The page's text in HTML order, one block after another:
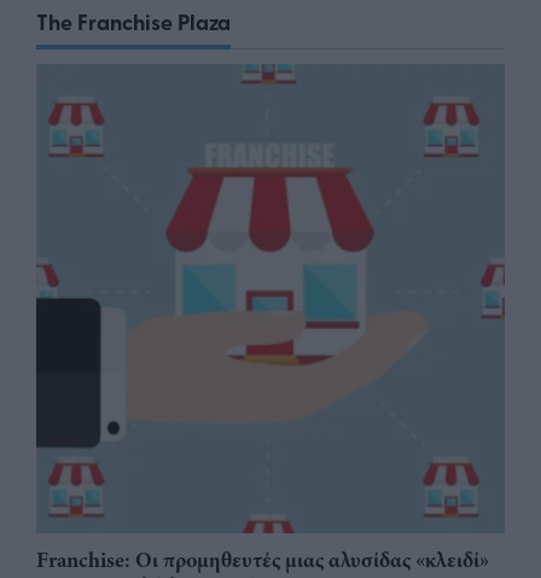
The Franchise Plaza
Franchise: Οι προμηθευτές μιας αλυσίδας «κλειδί»